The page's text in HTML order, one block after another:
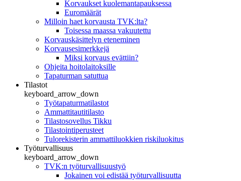
Korvaukset kuolemantapauksessa
Euromäärät
Milloin haet korvausta TVK:lta?
Toisessa maassa vakuutettu
Korvauskäsittelyn eteneminen
Korvausesimerkkejä
Miksi korvaus evättiin?
Ohjeita hoitolaitoksille
Tapaturman satuttua
Tilastot
keyboard_arrow_down
Työtapaturmatilastot
Ammattitautitilasto
Tilastosovellus Tikku
Tilastointiperusteet
Tulorekisterin ammattiluokkien riskiluokitus
Työturvallisuus
keyboard_arrow_down
TVK:n työturvallisuustyö
Jokainen voi edistää työturvallisuutta